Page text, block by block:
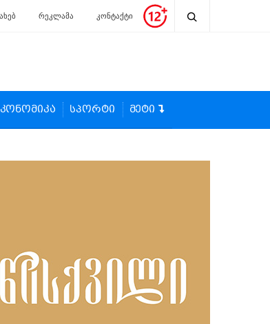
რეკლამა კონტაქტი
სპორტი მეტი